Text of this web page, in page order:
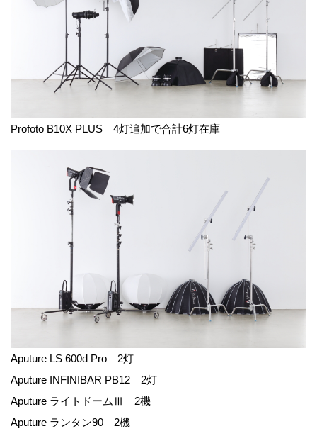
Profoto B10X PLUS 4灯追加で合計6灯在庫
Aputure LS 600d Pro 2灯
Aputure INFINIBAR PB12 2灯
Aputure ライトドームⅢ 2機
Aputure ランタン90 2機